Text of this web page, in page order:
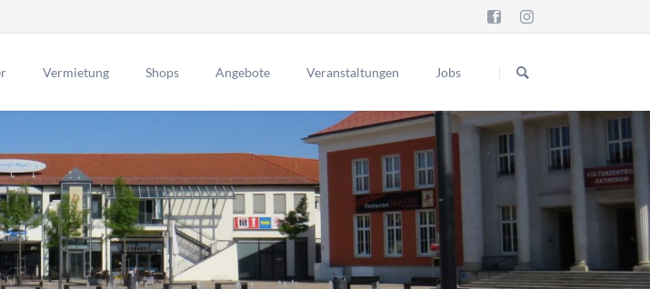
überspringen
Vermietung Shops Angebote Veranstaltungen Jobs